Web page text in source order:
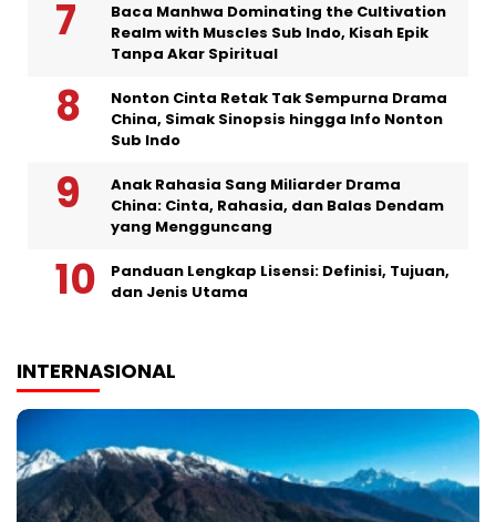
Baca Manhwa Dominating the Cultivation
Realm with Muscles Sub Indo, Kisah Epik
Tanpa Akar Spiritual
Nonton Cinta Retak Tak Sempurna Drama
China, Simak Sinopsis hingga Info Nonton
Sub Indo
Anak Rahasia Sang Miliarder Drama
China: Cinta, Rahasia, dan Balas Dendam
yang Mengguncang
Panduan Lengkap Lisensi: Definisi, Tujuan,
dan Jenis Utama
INTERNASIONAL